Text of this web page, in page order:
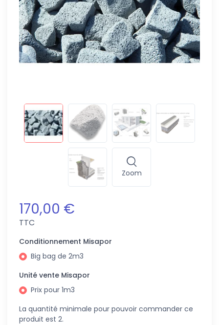
Zoom
170,00 €
TTC
Conditionnement Misapor
Big bag de 2m3
Unité vente Misapor
Prix pour 1m3
La quantité minimale pour pouvoir commander ce
produit est 2.